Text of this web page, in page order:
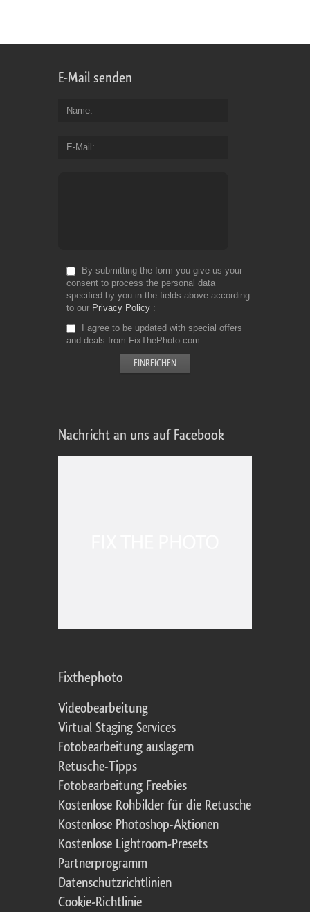
E-Mail senden
Name
E-Mail
By submitting the form you give us your
consent to process the personal data
specified by you in the fields above according
to our Privacy Policy
I agree to be updated with special offers
and deals from FixThePhoto.com
Nachricht an uns auf Facebook
Fixthephoto
Videobearbeitung
Virtual Staging Services
Fotobearbeitung auslagern
Retusche-Tipps
Fotobearbeitung Freebies
Kostenlose Rohbilder für die Retusche
Kostenlose Photoshop-Aktionen
Kostenlose Lightroom-Presets
Partnerprogramm
Datenschutzrichtlinien
Cookie-Richtlinie